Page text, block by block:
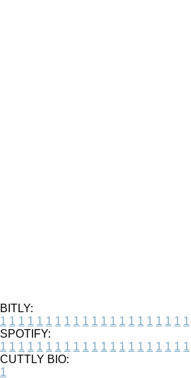
BITLY:
1 1 1 1 1 1 1 1 1 1 1 1 1 1 1 1 1 1 1 1 1
SPOTIFY:
1 1 1 1 1 1 1 1 1 1 1 1 1 1 1 1 1 1 1 1 1
CUTTLY BIO:
1